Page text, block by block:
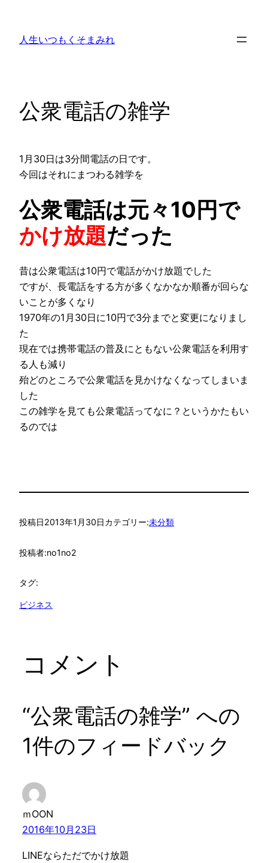
人生いつもくそまみれ
公衆電話の雑学
1月30日は3分間電話の日です。
今回はそれにまつわる雑学を
公衆電話は元々10円で
かけ放題だった
昔は公衆電話は10円で電話がかけ放題でした
ですが、長電話をする方が多くなかなか順番が回らな
いことが多くなり
1970年の1月30日に10円で3分までと変更になりまし
た
現在では携帯電話の普及にともない公衆電話を利用す
る人も減り
殆どのところで公衆電話を見かけなくなってしまいま
した
この雑学を見ても公衆電話ってなに？というかたもい
るのでは
投稿日2013年1月30日カテゴリー:未分類
投稿者:no1no2
タグ:
ビジネス
コメント
“公衆電話の雑学” への
1件のフィードバック
ｍOON
2016年10月23日
LINEならただでかけ放題